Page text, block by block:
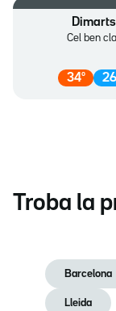
Dimarts
Cel ben
34º 26
Troba la
Barcelona
Lleida